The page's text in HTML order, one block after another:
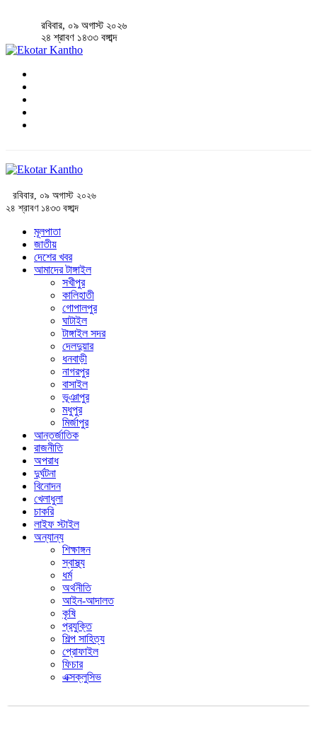
রবিবার, ০৯ অগাস্ট ২০২৬
২৪ শ্রাবণ ১৪৩৩ বঙ্গাব্দ
রবিবার, ০৯ অগাস্ট ২০২৬
২৪ শ্রাবণ ১৪৩৩ বঙ্গাব্দ
মূলপাতা
জাতীয়
দেশের খবর
আমাদের টাঙ্গাইল
সখীপুর
কালিহাতী
গোপালপুর
ঘাটাইল
টাঙ্গাইল সদর
দেলদুয়ার
ধনবাড়ী
নাগরপুর
বাসাইল
ভূঞাপুর
মধুপুর
মির্জাপুর
আন্তর্জাতিক
রাজনীতি
অপরাধ
দুর্ঘটনা
বিনোদন
খেলাধুলা
চাকরি
লাইফ স্টাইল
অন্যান্য
শিক্ষাঙ্গন
স্বাস্থ্য
ধর্ম
অর্থনীতি
আইন-আদালত
কৃষি
প্রযুক্তি
শিল্প সাহিত্য
প্রোফাইল
ফিচার
এক্সক্লুসিভ